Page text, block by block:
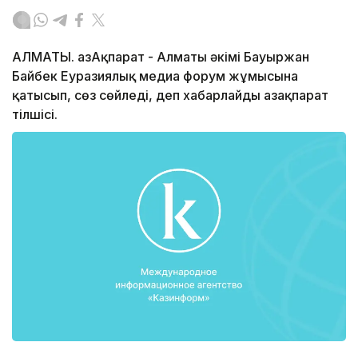
АЛМАТЫ. ҚазАқпарат - Алматы әкімі Бауыржан
Байбек Еуразиялық медиа форум жұмысына
қатысып, сөз сөйледі, деп хабарлайды Қазақпарат
тілшісі.